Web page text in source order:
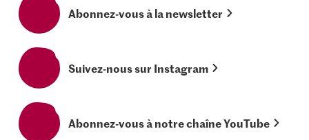
Abonnez-vous à la newsletter
Suivez-nous sur Instagram
Abonnez-vous à notre chaîne YouTube